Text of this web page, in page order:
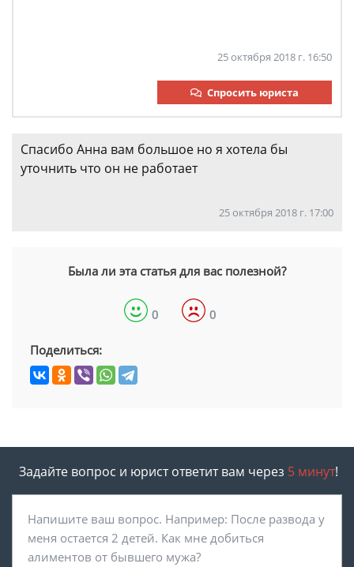
25 октября 2018 г. 16:50
Спросить юриста
Спасибо Анна вам большое но я хотела бы
уточнить что он не работает
25 октября 2018 г. 17:00
Была ли эта статья для вас полезной?
0 0
Поделиться:
Задайте вопрос и юрист ответит вам через 5 минут!